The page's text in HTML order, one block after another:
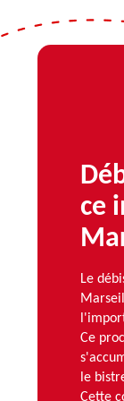
ce
Le
Ce
le
Cette